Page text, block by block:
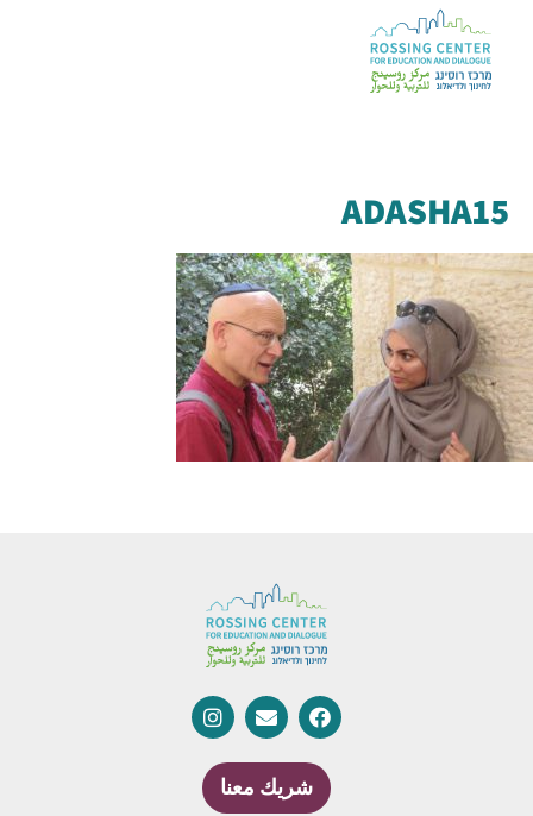
ADASHA15
شريك معنا